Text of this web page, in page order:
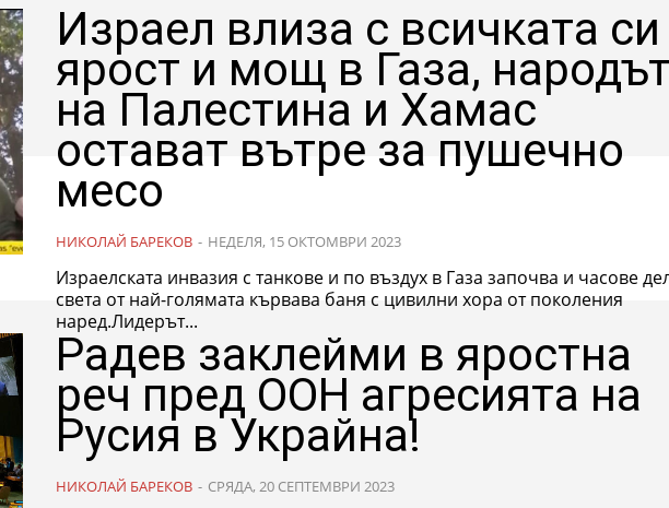
Израел влиза с всичката си
ярост и мощ в Газа, народът
на Палестина и Хамас
остават вътре за пушечно
месо
НИКОЛАЙ БАРЕКОВ - НЕДЕЛЯ, 15 ОКТОМВРИ 2023
Израелската инвазия с танкове и по въздух в Газа започва и часове
света от най-голямата кървава баня с цивилни хора от поколения
наред.Лидерът...
Радев заклейми в яростна
реч пред ООН агресията на
Русия в Украйна!
НИКОЛАЙ БАРЕКОВ - СРЯДА, 20 СЕПТЕМВРИ 2023